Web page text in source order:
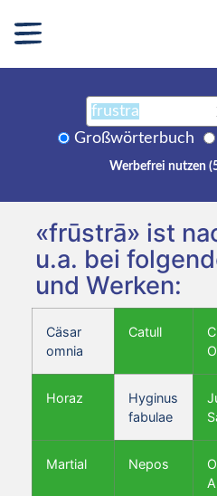
Großwörterbuch
Werbefrei nutzen
«frūstrā» ist
u.a. bei
und Werken:
Cäsar
omnia
Catull
Horaz
Hyginus
fabulae
Martial Nepos